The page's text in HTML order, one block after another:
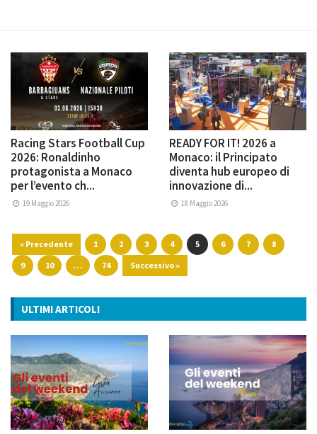
Racing Stars Football Cup
2026: Ronaldinho
protagonista a Monaco
per l’evento ch...
19 Maggio 2026
READY FOR IT! 2026 a
Monaco: il Principato
diventa hub europeo di
innovazione di...
18 Maggio 2026
« Precedente 1 2 3 4 5 6 7
8
9
10 … 74 Successivo »
ULTIMI ARTICOLI